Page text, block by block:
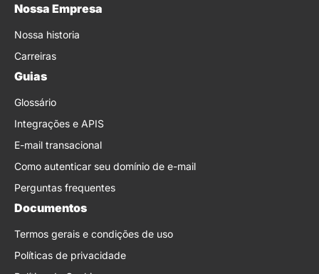
Nossa Empresa
Nossa historia
Carreiras
Guias
Glossário
Integrações e APIS
E-mail transacional
Como autenticar seu domínio de e-mail
Perguntas frequentes
Documentos
Termos gerais e condições de uso
Políticas de privacidade